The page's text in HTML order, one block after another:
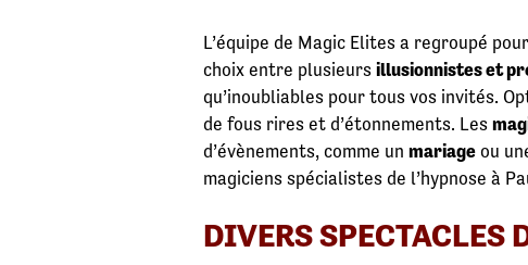
L’équipe de Magic Elites a regroupé
choix entre plusieurs illusionnistes et
qu’inoubliables pour tous vos invités.
de fous rires et d’étonnements. Les
d’évènements, comme un mariage ou
magiciens spécialistes de l’hypnose à
DIVERS SPECTACLES